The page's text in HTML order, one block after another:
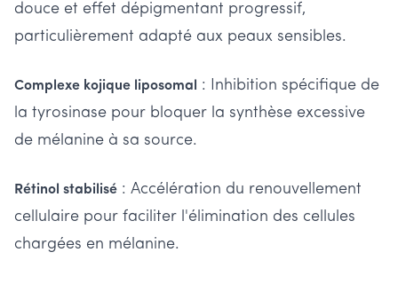
douce et effet dépigmentant progressif,
particulièrement adapté aux peaux sensibles.
Complexe kojique liposomal
: Inhibition spécifique de
la tyrosinase pour bloquer la synthèse excessive
de mélanine à sa source.
Rétinol stabilisé : Accélération du renouvellement
cellulaire pour faciliter l'élimination des cellules
chargées en mélanine.